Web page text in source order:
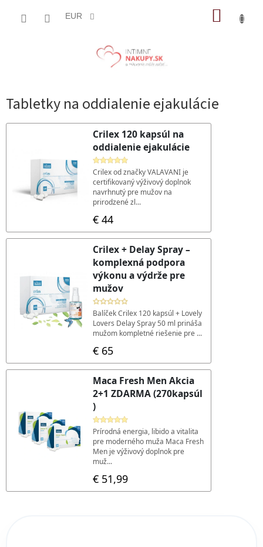
EUR
Tabletky na oddialenie ejakulácie